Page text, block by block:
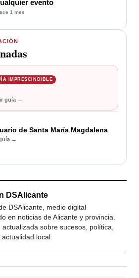
IMPRESCINDIBLE
guía →
de Santa María Magdalena
→
evento
1 mes
DSAlicante
DSAlicante, medio digital
en noticias de Alicante y provincia.
actualizada sobre sucesos, política,
local.